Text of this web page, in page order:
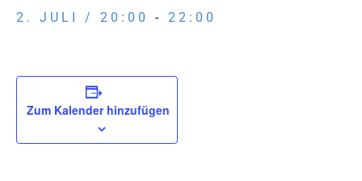
2. JULI / 20:00 - 22:00
Zum Kalender hinzufügen